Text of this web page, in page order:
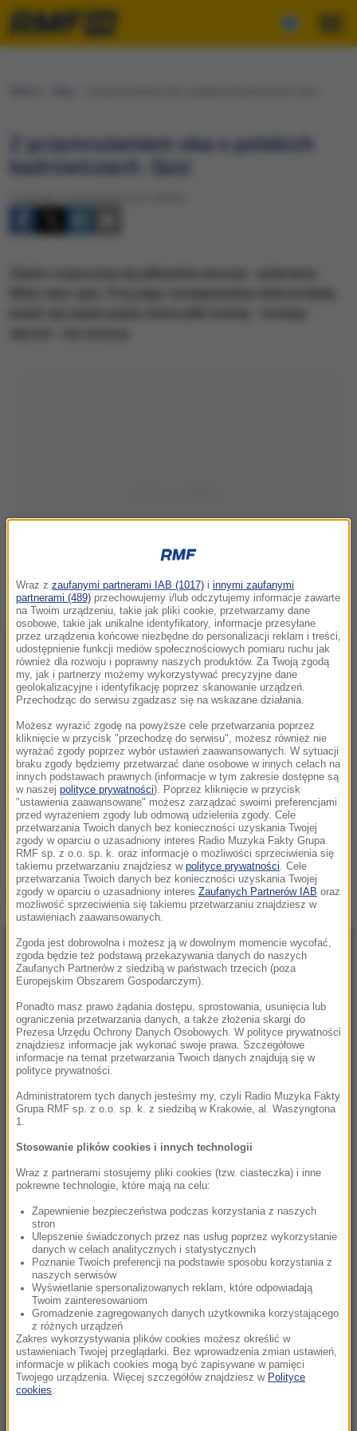
​Z przymrużeniem oka o polskich
kadrowiczach. Quiz
Źródło: RMF FM
NAJNOWSZE
Hubert Hurkacz gra dalej! Potrzebny był tie-
break
23:26
mocna. Toronto nie dla Polki
23:04
Kierują jednym państwem, ale dzieli ich
przyciemniona szyba?
22:19
Walka o Ligę Europy. Ferencvaros znalazł
sposób na Górnika
21:56
Świetny początek nie wystarczył. Pegula
zatrzymała Fręch w Toronto
21:55
Ten organizm nie umiera ze starości. Z
łatwością oszukuje śmierć
Wraz z zaufanymi partnerami IAB (1017) i innymi zaufanymi
partnerami (489) przechowujemy i/lub odczytujemy informacje zawarte
na Twoim urządzeniu, takie jak pliki cookie, przetwarzamy dane
osobowe, takie jak unikalne identyfikatory, informacje przesyłane
przez urządzenia końcowe niezbędne do personalizacji reklam i treści,
udostępnienie funkcji mediów społecznościowych pomiaru ruchu jak
również dla rozwoju i poprawny naszych produktów. Za Twoją zgodą
my, jak i partnerzy możemy wykorzystywać precyzyjne dane
geolokalizacyjne i identyfikację poprzez skanowanie urządzeń.
Przechodząc do serwisu zgadzasz się na wskazane działania.
Możesz wyrazić zgodę na powyższe cele przetwarzania poprzez
kliknięcie w przycisk "przechodzę do serwisu", możesz również nie
wyrażać zgody poprzez wybór ustawień zaawansowanych. W sytuacji
braku zgody będziemy przetwarzać dane osobowe w innych celach na
innych podstawach prawnych (informacje w tym zakresie dostępne są
w naszej polityce prywatności). Poprzez kliknięcie w przycisk
"ustawienia zaawansowane" możesz zarządzać swoimi preferencjami
przed wyrażeniem zgody lub odmową udzielenia zgody. Cele
przetwarzania Twoich danych bez konieczności uzyskania Twojej
zgody w oparciu o uzasadniony interes Radio Muzyka Fakty Grupa
RMF sp. z o.o. sp. k. oraz informacje o możliwości sprzeciwienia się
takiemu przetwarzaniu znajdziesz w polityce prywatności . Cele
przetwarzania Twoich danych bez konieczności uzyskania Twojej
zgody w oparciu o uzasadniony interes Zaufanych Partnerów IAB oraz
możliwość sprzeciwienia się takiemu przetwarzaniu znajdziesz w
ustawieniach zaawansowanych.
Zgoda jest dobrowolna i możesz ją w dowolnym momencie wycofać,
zgoda będzie też podstawą przekazywania danych do naszych
Zaufanych Partnerów z siedzibą w państwach trzecich (poza
Europejskim Obszarem Gospodarczym).
Ponadto masz prawo żądania dostępu, sprostowania, usunięcia lub
ograniczenia przetwarzania danych, a także złożenia skargi do
Prezesa Urzędu Ochrony Danych Osobowych. W polityce prywatności
znajdziesz informacje jak wykonać swoje prawa. Szczegółowe
informacje na temat przetwarzania Twoich danych znajdują się w
polityce prywatności.
Administratorem tych danych jesteśmy my, czyli Radio Muzyka Fakty
Grupa RMF sp. z o.o. sp. k. z siedzibą w Krakowie, al. Waszyngtona
1.
Stosowanie plików cookies i innych technologii
Wraz z partnerami stosujemy pliki cookies (tzw. ciasteczka) i inne
pokrewne technologie, które mają na celu:
Zapewnienie bezpieczeństwa podczas korzystania z naszych
stron
Ulepszenie świadczonych przez nas usług poprzez wykorzystanie
danych w celach analitycznych i statystycznych
Poznanie Twoich preferencji na podstawie sposobu korzystania z
naszych serwisów
Wyświetlanie spersonalizowanych reklam, które odpowiadają
Twoim zainteresowaniom
Gromadzenie zagregowanych danych użytkownika korzystającego
z różnych urządzeń
Zakres wykorzystywania plików cookies możesz określić w
ustawieniach Twojej przeglądarki. Bez wprowadzenia zmian ustawień,
informacje w plikach cookies mogą być zapisywane w pamięci
Twojego urządzenia. Więcej szczegółów znajdziesz w Polityce
cookies